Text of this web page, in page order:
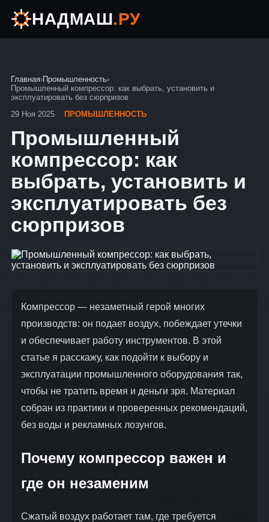
НАДМАШ.РУ
Главная›Промышленность›
Промышленный компрессор: как выбрать, установить и
эксплуатировать без сюрпризов
29 Ноя 2025
ПРОМЫШЛЕННОСТЬ
Промышленный
компрессор: как
выбрать, установить и
эксплуатировать без
сюрпризов
Компрессор — незаметный герой многих
производств: он подает воздух, побеждает утечки
и обеспечивает работу инструментов. В этой
статье я расскажу, как подойти к выбору и
эксплуатации промышленного оборудования так,
чтобы не тратить время и деньги зря. Материал
собран из практики и проверенных рекомендаций,
без воды и рекламных лозунгов.
Почему компрессор важен и
где он незаменим
Сжатый воздух работает там, где требуется